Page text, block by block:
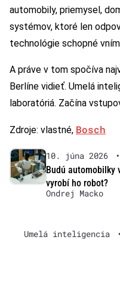
automobily, priemysel,
systémov, ktoré len
technológie schopné
A práve v tom spočíva
Berlíne vidieť. Umelá
laboratóriá. Začína
Zdroje: vlastné, Bosch
10. júna 2026 •
Budú automobilky
vyrobí ho robot?
Ondrej Macko
Umelá inteligencia •